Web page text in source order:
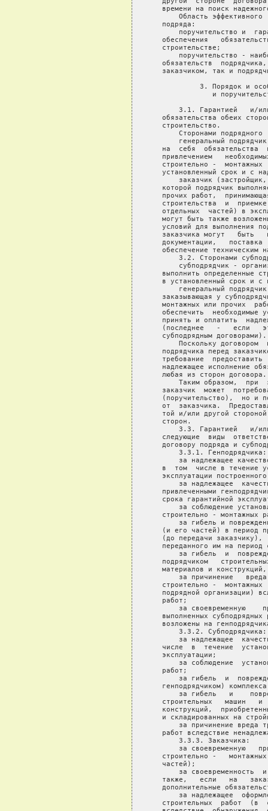
о передачи заказчику),  имущества,  принадлежащего  заказчику  и
   переданного им на период строительства подрядчику;
       за гибель  и  повреждение   принадлежащих   или   арендованных
   подрядчиком   строительных   машин   и   механизмов,  строительных
   материалов и конструкций, находящихся на стройплощадке;
       за причинение   вреда  третьим  лицам  в  период  производства
   строительно -  монтажных  работ  (в  том  числе  работникам  самой
   подрядной организации) вследствие ненадлежащего качества подрядных
   работ;
       за своевременную    приемку    и    финансирование   надлежаще
   выполненных субподрядных работ (в случаях,  если эти обязательства
   возложены на генподрядчика договором).
       3.3.2. Субподрядчика:
       за надлежащее  качество выполненных субподрядных работ,  в том
   числе  в  течение  установленного  договором   срока   гарантийной
   эксплуатации;
       за соблюдение  установленных  сроков  выполнения  субподрядных
   работ;
       за гибель  и  повреждение  незавершенного  (и   не   принятого
   генподрядчиком) комплекса субподрядных работ;
       за гибель   и    повреждение    арендованных    субподрядчиком
   строительных   машин   и  механизмов,  строительных  материалов  и
   конструкций,  приобретенных им за свой счет или за счет подрядчика
   и складированных на стройплощадке;
       за причинение вреда третьим лицам при выполнении  субподрядных
   работ вследствие ненадлежащего качества их выполнения.
       3.3.3. Заказчика:
       за своевременную   приемку   и  оплату  надлежаще  выполненных
   строительно -   монтажных  работ  (построенного  объекта  или  его
   частей);
       за своевременность  и полноту финансирования строительства,  а
   также,   если   на   заказчика   договором    подряда    возложены
   дополнительные обязательства;
       за надлежащее  оформление  всех  разрешений  на   производство
   строительных  работ  (в  случае,  если  строительство  прерывается
   вследствие  обнаружения  отсутствия  или   недостаточности   таких
   разрешений - заказчик обязан возместить убытки подрядчика);
       за своевременность  предоставления   подрядчику   и   качество
   проектно -   сметной  документации  и  поставленных  материалов  и
   оборудования;
       за гибель  и  повреждение принятых у подрядчика частей зданий,
   за исключением  случаев,  когда  причиной  этого  является  низкое
   качество выполнения работ подрядчиком.
       Указанное распределение   ответственности   между    сторонами
   договоров  подряда  (субподряда) может изменяться в зависимости от
   конкретных условий этих договоров.
       3.4. Эти    виды    ответственности   сторон,   как   правило,
   покрываются:
       страхованием (гибель    или    повреждение   находящегося   на
   строительной   площадке   имущества,    объектов    незавершенного
   строительства,  вызванные  действием  чрезвычайных  обстоятельств,
   ответственность  подрядчика  и  заказчика  за  ущерб,   нанесенный
   третьим  лицам  в  период  строительства,  возмещение  расходов по
   устранению дефектов в период гарантийной эксплуатации построенного
   объекта);
       выплатой неустоек  (просрочки  при  исполнении   обязательств,
   штрафы   за   низкое   качество   выполненных  подрядчиком  работ,
   использование некачественных строительных материалов и конструкций
   и др.);
       поручительствами и      банковскими      гарантиями      (риск
   несостоятельности контрагентов по договору подряда,  которая может
   быть  вызвана   их